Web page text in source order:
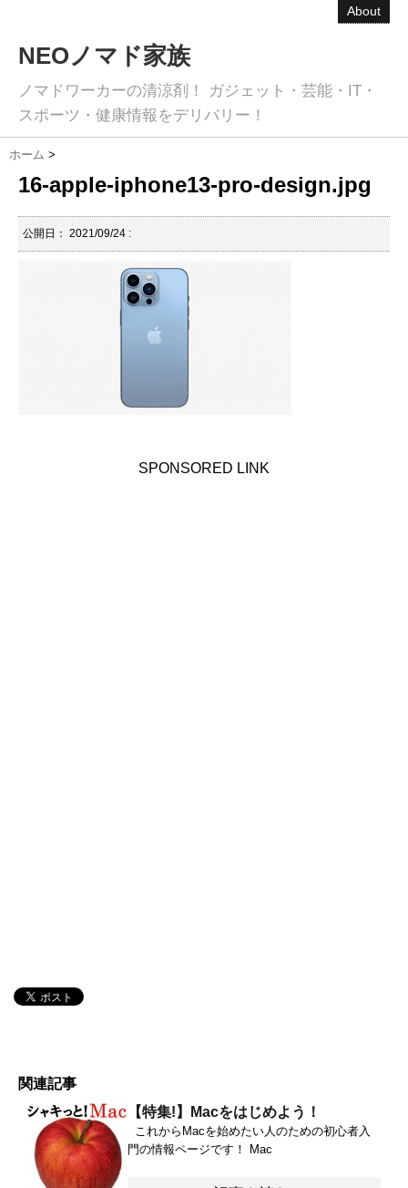
About
NEOノマド家族
ノマドワーカーの清涼剤！ ガジェット・芸能・IT・
スポーツ・健康情報をデリバリー！
ホーム >
16-apple-iphone13-pro-design.jpg
公開日： 2021/09/24 :
SPONSORED LINK
関連記事
【特集!】Macをはじめよう！
これからMacを始めたい人のための初心者入
門の情報ページです！ Mac